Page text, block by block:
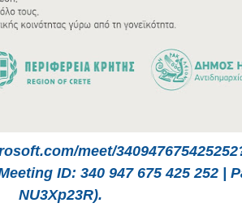
meet/
ID: 340 947 675 425 252 |
NU3Xp23R).